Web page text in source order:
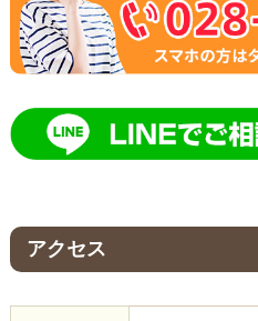
アクセス